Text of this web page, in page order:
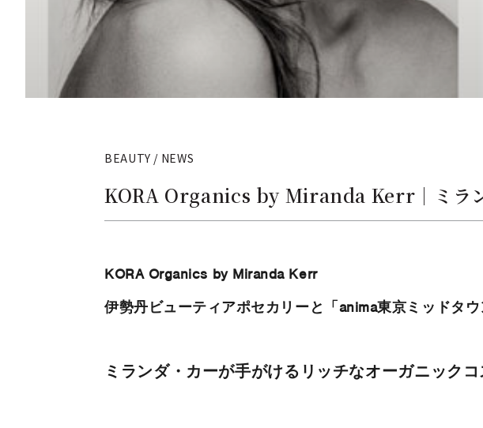
BEAUTY / NEWS
KORA Organics by Miranda Kerr｜ミラン
KORA Organics by Miranda Kerr
伊勢丹ビューティアポセカリーと「anima東京ミッドタウ
ミランダ・カーが手がけるリッチなオーガニックコ